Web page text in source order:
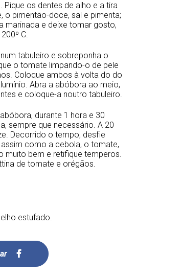
os dentes de alho e a tira
o pimentão-doce, sal e pimenta;
marinada e deixe tomar gosto,
C.
tabuleiro e sobreponha o
o tomate limpando-o de pele
Coloque ambos à volta do do
Abra a abóbora ao meio,
e coloque-a noutro tabuleiro.
durante 1 hora e 30
sempre que necessário. A 20
Decorrido o tempo, desfie
como a cebola, o tomate,
muito bem e retifique temperos.
de tomate e orégãos.
estufado.